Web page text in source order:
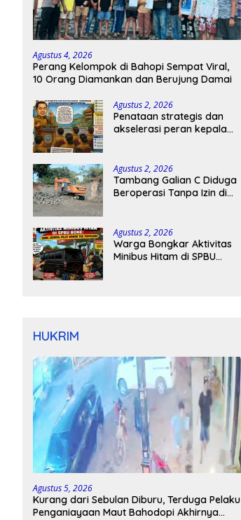
Agustus 4, 2026
Perang Kelompok di Bahopi Sempat Viral,
10 Orang Diamankan dan Berujung Damai
Agustus 2, 2026
Penataan strategis dan
akselerasi peran kepala
Agustus 2, 2026
Tambang Galian C Diduga
Beroperasi Tanpa Izin di
Tangan
Agustus 2, 2026
Warga Bongkar Aktivitas
Minibus Hitam di SPBU
HUKRIM
Agustus 5, 2026
Kurang dari Sebulan Diburu, Terduga Pelaku
Penganiayaan Maut Bahodopi Akhirnya